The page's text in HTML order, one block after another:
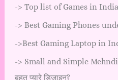
-> Top list of Games in
-> Best Gaming Phones
->Best Gaming Laptop in
-> Small and Simple
बहुत प्यारे डिज़ाइन?